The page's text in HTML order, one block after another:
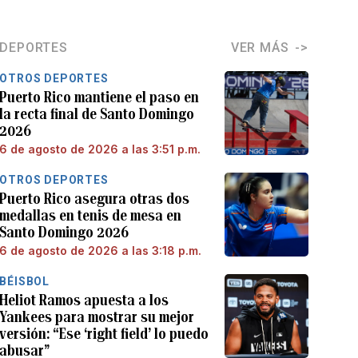
DEPORTES VER MÁS
OTROS DEPORTES
Puerto Rico mantiene el paso en
la recta final de Santo Domingo
2026
6 de agosto de 2026 a las 3:51 p.m.
OTROS DEPORTES
Puerto Rico asegura otras dos
medallas en tenis de mesa en
Santo Domingo 2026
6 de agosto de 2026 a las 3:18 p.m.
BÉISBOL
Heliot Ramos apuesta a los
Yankees para mostrar su mejor
versión: “Ese ‘right field’ lo puedo
abusar”